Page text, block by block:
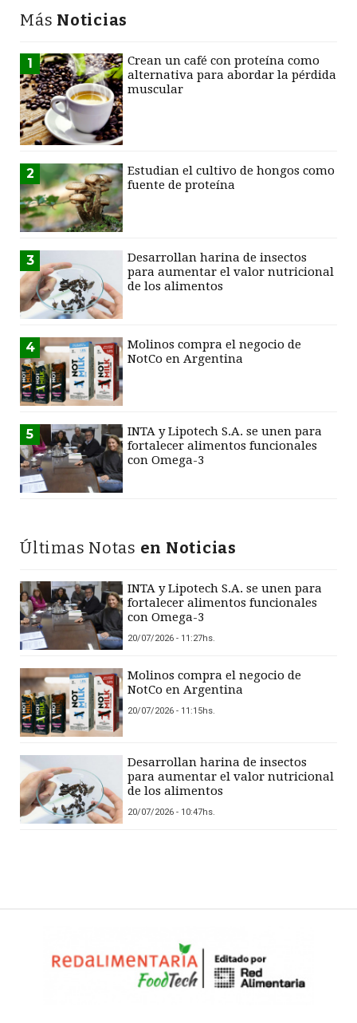
Más Noticias
1
Crean un café con proteína como
alternativa para abordar la pérdida
muscular
2
Estudian el cultivo de hongos como
fuente de proteína
3
Desarrollan harina de insectos
para aumentar el valor nutricional
de los alimentos
4
Molinos compra el negocio de
NotCo en Argentina
5
INTA y Lipotech S.A. se unen para
fortalecer alimentos funcionales
con Omega-3
Últimas Notas en Noticias
INTA y Lipotech S.A. se unen para
fortalecer alimentos funcionales
con Omega-3
20/07/2026 - 11:27hs.
Molinos compra el negocio de
NotCo en Argentina
20/07/2026 - 11:15hs.
Desarrollan harina de insectos
para aumentar el valor nutricional
de los alimentos
20/07/2026 - 10:47hs.